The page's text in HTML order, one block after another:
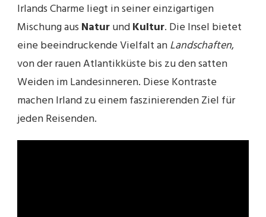
Irlands Charme liegt in seiner einzigartigen
Mischung aus NaturundKultur. Die Insel bietet
eine beeindruckende Vielfalt anLandschaften,
von der rauen Atlantikküste bis zu den satten
Weiden im Landesinneren. Diese Kontraste
machen Irland zu einem faszinierenden Ziel für
jeden Reisenden.